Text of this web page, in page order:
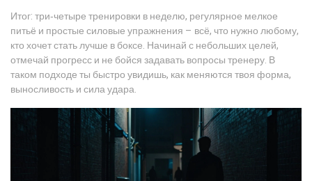
Итог: три‑четыре тренировки в неделю, регулярное мелкое
питьё и простые силовые упражнения – всё, что нужно любому,
кто хочет стать лучше в боксе. Начинай с небольших целей,
отмечай прогресс и не бойся задавать вопросы тренеру. В
таком подходе ты быстро увидишь, как меняются твоя форма,
выносливость и сила удара.